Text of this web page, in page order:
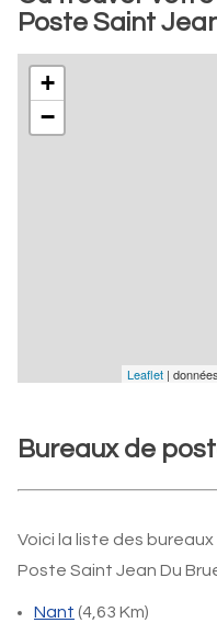
Poste Saint
+
−
Leaflet |
Bureaux de
Voici la liste des
Poste Saint Jean Du
Nant (4,63 Km)